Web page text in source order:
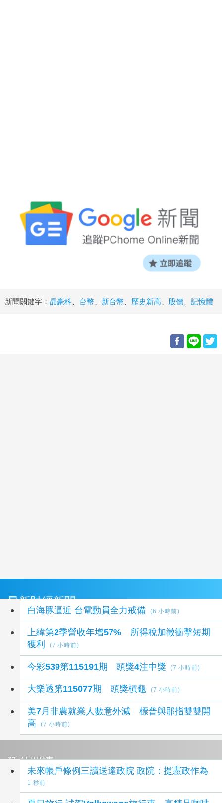
新聞關鍵字： 晶豪科 台幣 新台幣 歷史新高 股價 記憶體
最新財經新聞
白海豚逼近 台電動員全力戒備 (6 小時前)
上緯第2季營收年增57% 所得稅加徵衝擊短期
獲利
(7 小時前)
今彩539第115191期 頭獎4注中獎 (7 小時前)
大樂透第115077期 頭獎槓龜 (7 小時前)
美7月非農就業人數意外減 標普與那指雙雙開
高
(7 小時前)
延伸閱讀
未來帳戶條例三讀送達政院 政院：提憲政作為
1 秒前